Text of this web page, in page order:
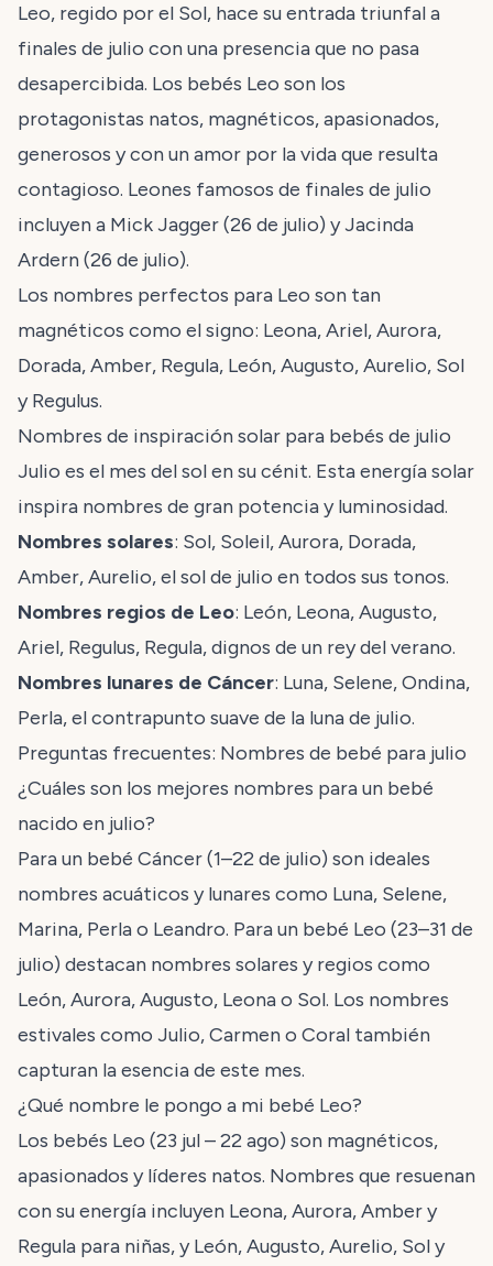
Leo, regido por el Sol, hace su entrada triunfal a
finales de julio con una presencia que no pasa
desapercibida. Los bebés Leo son los
protagonistas natos, magnéticos, apasionados,
generosos y con un amor por la vida que resulta
contagioso. Leones famosos de finales de julio
incluyen a Mick Jagger (26 de julio) y Jacinda
Ardern (26 de julio).
Los nombres perfectos para Leo son tan
magnéticos como el signo: Leona, Ariel, Aurora,
Dorada, Amber, Regula, León, Augusto, Aurelio, Sol
y Regulus.
Nombres de inspiración solar para bebés de julio
Julio es el mes del sol en su cénit. Esta energía solar
inspira nombres de gran potencia y luminosidad.
Nombres solares: Sol, Soleil, Aurora, Dorada,
Amber, Aurelio, el sol de julio en todos sus tonos.
Nombres regios de Leo: León, Leona, Augusto,
Ariel, Regulus, Regula, dignos de un rey del verano.
Nombres lunares de Cáncer: Luna, Selene, Ondina,
Perla, el contrapunto suave de la luna de julio.
Preguntas frecuentes: Nombres de bebé para julio
¿Cuáles son los mejores nombres para un bebé
nacido en julio?
Para un bebé Cáncer (1–22 de julio) son ideales
nombres acuáticos y lunares como Luna, Selene,
Marina, Perla o Leandro. Para un bebé Leo (23–31 de
julio) destacan nombres solares y regios como
León, Aurora, Augusto, Leona o Sol. Los nombres
estivales como Julio, Carmen o Coral también
capturan la esencia de este mes.
¿Qué nombre le pongo a mi bebé Leo?
Los bebés Leo (23 jul – 22 ago) son magnéticos,
apasionados y líderes natos. Nombres que resuenan
con su energía incluyen Leona, Aurora, Amber y
Regula para niñas, y León, Augusto, Aurelio, Sol y